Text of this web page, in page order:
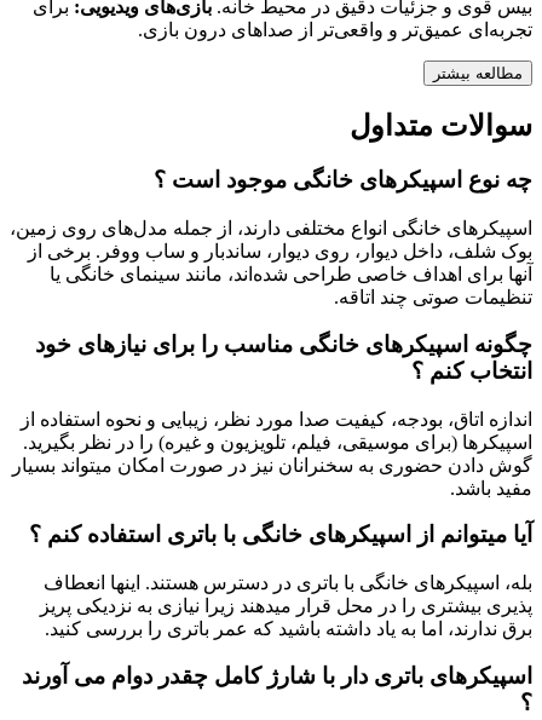
بیس قوی و جزئیات دقیق در محیط خانه. بازی‌های ویدیویی: برای
تجربه‌ای عمیق‌تر و واقعی‌تر از صداهای درون بازی.
مطالعه بیشتر
سوالات متداول
چه نوع اسپیکرهای خانگی موجود است ؟
اسپیکرهای خانگی انواع مختلفی دارند، از جمله مدل‌های روی زمین،
بوک شلف، داخل دیوار، روی دیوار، ساندبار و ساب ووفر. برخی از
آنها برای اهداف خاصی طراحی شده‌اند، مانند سینمای خانگی یا
تنظیمات صوتی چند اتاقه.
چگونه اسپیکرهای خانگی مناسب را برای نیازهای خود
انتخاب کنم ؟
اندازه اتاق، بودجه، کیفیت صدا مورد نظر، زیبایی و نحوه استفاده از
اسپیکرها (برای موسیقی، فیلم، تلویزیون و غیره) را در نظر بگیرید.
گوش دادن حضوری به سخنرانان نیز در صورت امکان میتواند بسیار
مفید باشد.
آیا میتوانم از اسپیکرهای خانگی با باتری استفاده کنم ؟
بله، اسپیکرهای خانگی با باتری در دسترس هستند. اینها انعطاف
پذیری بیشتری را در محل قرار میدهند زیرا نیازی به نزدیکی پریز
برق ندارند، اما به یاد داشته باشید که عمر باتری را بررسی کنید.
اسپیکرهای باتری دار با شارژ کامل چقدر دوام می آورند
؟